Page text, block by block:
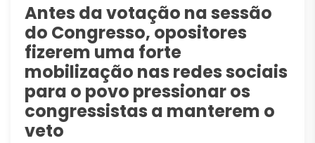
Antes da votação na sessão
do Congresso, opositores
fizerem uma forte
mobilização nas redes sociais
para o povo pressionar os
congressistas a manterem o
veto